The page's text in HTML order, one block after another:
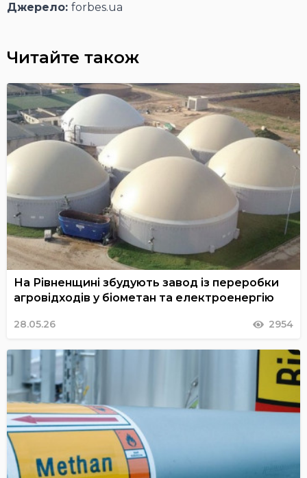
Джерело: forbes.ua
Читайте також
На Рівненщині збудують завод із переробки
агровідходів у біометан та електроенергію
28.05.26 2954